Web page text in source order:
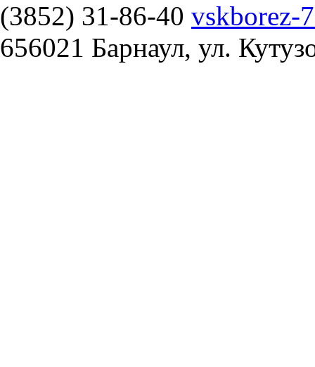
(3852) 31-86-40 vskborez-
656021 Барнаул, ул.